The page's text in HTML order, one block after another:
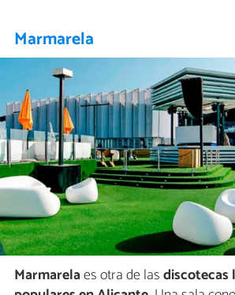
Marmarela
Marmarelaes otra de lasdiscotecas